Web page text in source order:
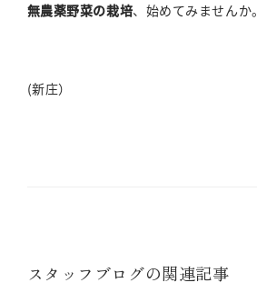
無農薬野菜の栽培、始めてみませんか。
(新庄）
スタッフブログの関連記事